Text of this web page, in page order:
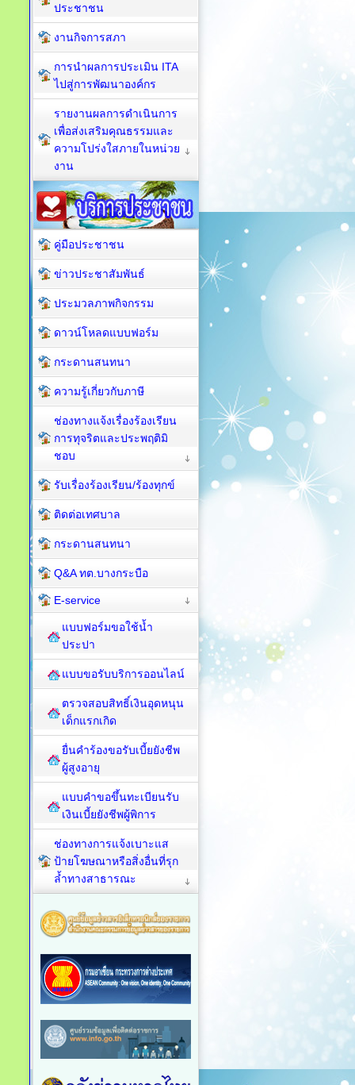
ประชาชน
งานกิจการสภา
การนำผลการประเมิน ITA
ไปสู่การพัฒนาองค์กร
รายงานผลการดำเนินการ
เพื่อส่งเสริมคุณธรรมและ
ความโปร่งใสภายในหน่วย
งาน
คู่มือประชาชน
ข่าวประชาสัมพันธ์
ประมวลภาพกิจกรรม
ดาวน์โหลดแบบฟอร์ม
กระดานสนทนา
ความรู้เกี่ยวกับภาษี
ช่องทางแจ้งเรื่องร้องเรียน
การทุจริตและประพฤติมิ
ชอบ
รับเรื่องร้องเรียน/ร้องทุกข์
ติดต่อเทศบาล
กระดานสนทนา
Q&A ทต.บางกระบือ
E-service
แบบฟอร์มขอใช้น้ำ
ประปา
แบบขอรับบริการออนไลน์
ตรวจสอบสิทธิ์เงินอุดหนุน
เด็กแรกเกิด
ยื่นคำร้องขอรับเบี้ยยังชีพ
ผู้สูงอายุ
แบบคำขอขึ้นทะเบียนรับ
เงินเบี้ยยังชีพผู้พิการ
ช่องทางการแจ้งเบาะแส
ป้ายโฆษณาหรือสิ่งอื่นที่รุก
ล้ำทางสาธารณะ